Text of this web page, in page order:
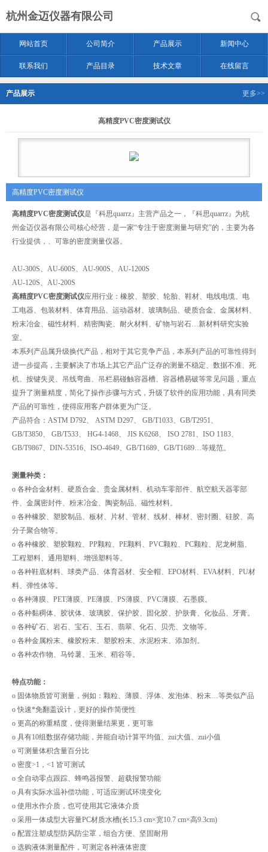
杭州金迈仪器有限公司
网站首页 公司简介 产品展示 新闻中心
联系我们 产品目录 技术文章 在线留言
产品展示 更多>>
高精度PVC密度测试仪
高精度PVC密度测试仪
高精度PVC密度测试仪是『科思quarrz』主营产品之一，『科思quarrz』为杭
州金迈仪器有限公司核心经营，是一家“专注于密度测量与研究"的，主要为各
行业提供，、可靠的密度测量仪器。
AU-300S、AU-600S、AU-900S、AU-1200S
AU-120S、AU-200S
高精度PVC密度测试仪应用行业：橡胶、塑胶、轮胎、鞋材、电线电缆、电
工电器、包装材料、体育用品、运动器材、玻璃制品、硬质合金、金属材料、
粉末冶金、磁性材料、精密陶瓷、耐火材料、矿物与岩石…新材料研究实验
室。
本系列产品属升级换代产品，相对于其它竞争产品，本系列产品的可靠性得到
进一步提高，主要解决了市场上其它产品广泛存的测量不稳定、数据不准、死
机、按键失灵、吊线弯曲、吊栏易碰触容器槽、容器槽易破等常见问题，重点
提升了测量精度，简化了操作步骤与方式，升级了软件的应用功能，具有同类
产品的可靠性，使得应用客户群体更为广泛。
产品符合：ASTM D792、 ASTM D297、 GB/T1033、GB/T2951、
GB/T3850、 GB/T533、 HG4-1468、 JIS K6268、 ISO 2781、ISO 1183、
GB/T9867、DIN-53516、ISO-4649、GB/T1689、GB/T1689…等规范。
测量种类：
o 各种合金材料、硬质合金、贵金属材料、机动车零部件、航空航天器零部
件、金属密封件、粉末冶金、陶瓷制品、磁性材料。
o 各种橡胶、塑胶制品、板材、片材、管材、线材、棒材、密封圈、硅胶、高
分子聚合物等。
o 各种橡胶、塑胶颗粒、PP颗粒、PE颗料、PVC颗粒、PC颗粒、尼龙树脂、
工程塑料、通用塑料、增强塑料等。
o 各种鞋底材料、球类产品、体育器材、安全帽、EPO材料、EVA材料、PU材
料、弹性体等。
o 各种薄膜、PET薄膜、PE薄膜、PS薄膜、PVC薄膜、石墨膜。
o 各种黏稠体、胶状体、玻璃胶、保护胶、固化胶、护肤膏、化妆品、牙膏。
o 各种矿石、岩石、宝石、玉石、翡翠、化石、贝壳、文物等。
o 各种金属粉末、橡胶粉末、塑胶粉末、水泥粉末、添加剂。
o 各种农作物、马铃薯、玉米、稻谷等。
特点功能：
o 固体物质皆可测量，例如：颗粒、薄膜、浮体、发泡体、粉末…等类似产品
o 快速*免翻盖设计，更好的操作简便性
o 更高的称重精度，使得测量结果更，更可靠
o 具有10组数据存储功能，并能自动计算平均值、zui大值、zui小值
o 可测量体积含量百分比
o 密度>1，<1 皆可测试
o 全自动零点跟踪、蜂鸣器报警、超载报警功能
o 具有实际水温补偿功能，可适应测试环境变化
o 使用水作介质，也可使用其它液体介质
o 采用一体成型大容量PC材质水槽(长15.3 cm×宽10.7 cm×高9.3cm)
o 配置注塑成型防风防尘罩，组合方便、坚固耐用
o 选购液体测量配件，可测定各种液体密度